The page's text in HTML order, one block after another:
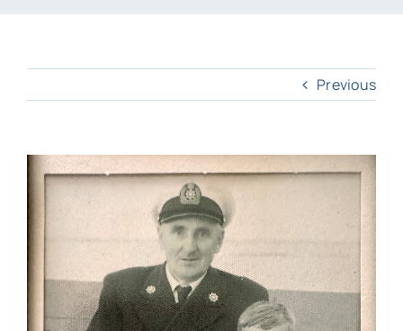
Previous
View
Larger
Image